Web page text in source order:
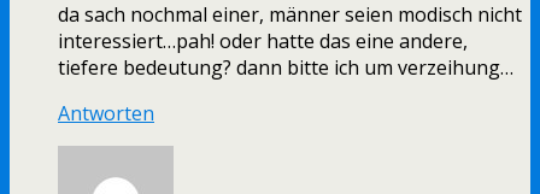
da sach nochmal einer, männer seien modisch nicht
interessiert…pah! oder hatte das eine andere,
tiefere bedeutung? dann bitte ich um verzeihung…
Antworten